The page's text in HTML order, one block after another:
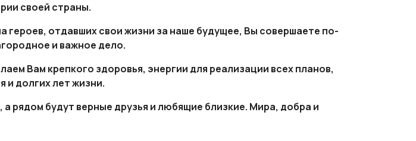
своей страны.
героев, отдавших свои жизни за наше будущее, Вы совершаете по-
и важное дело.
Вам крепкого здоровья, энергии для реализации всех планов,
и долгих лет жизни.
рядом будут верные друзья и любящие близкие. Мира, добра и